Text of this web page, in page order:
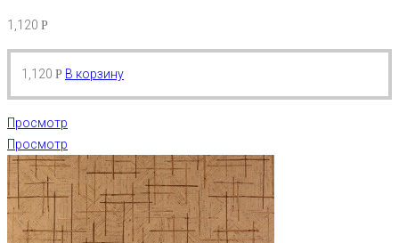
1,120 Р
1,120 Р В корзину
Просмотр
Просмотр